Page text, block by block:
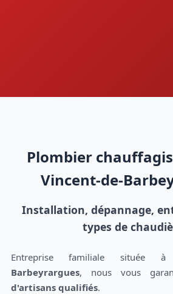
Plombier
Vincent-de-
Installation, dépannage,
types de
Entreprise familiale située
Barbeyrargues, nous vous
d'artisans qualifiés.